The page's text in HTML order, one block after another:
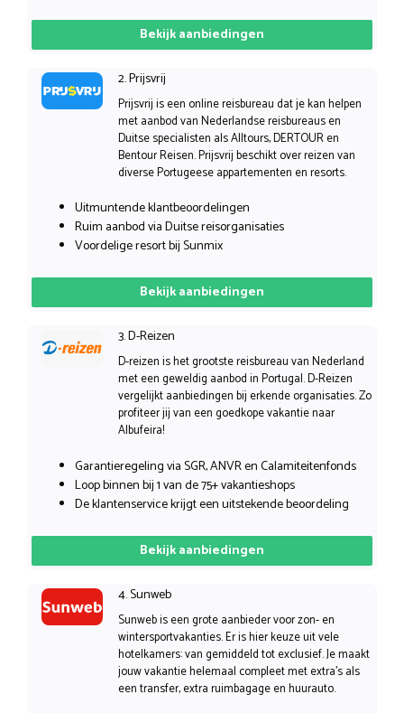
Bekijk aanbiedingen
2. Prijsvrij
Prijsvrij is een online reisbureau dat je kan helpen
met aanbod van Nederlandse reisbureaus en
Duitse specialisten als Alltours, DERTOUR en
Bentour Reisen. Prijsvrij beschikt over reizen van
diverse Portugeese appartementen en resorts.
Uitmuntende klantbeoordelingen
Ruim aanbod via Duitse reisorganisaties
Voordelige resort bij Sunmix
Bekijk aanbiedingen
3. D-Reizen
D-reizen is het grootste reisbureau van Nederland
met een geweldig aanbod in Portugal. D-Reizen
vergelijkt aanbiedingen bij erkende organisaties. Zo
profiteer jij van een goedkope vakantie naar
Albufeira!
Garantieregeling via SGR, ANVR en Calamiteitenfonds
Loop binnen bij 1 van de 75+ vakantieshops
De klantenservice krijgt een uitstekende beoordeling
Bekijk aanbiedingen
4. Sunweb
Sunweb is een grote aanbieder voor zon- en
wintersportvakanties. Er is hier keuze uit vele
hotelkamers: van gemiddeld tot exclusief. Je maakt
jouw vakantie helemaal compleet met extra’s als
een transfer, extra ruimbagage en huurauto.